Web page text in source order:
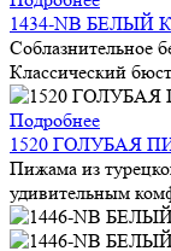
1434-NB БЕЛЫЙ
Соблазнительное
Классический
Подробнее
1520 ГОЛУБАЯ
Пижама из
удивительным